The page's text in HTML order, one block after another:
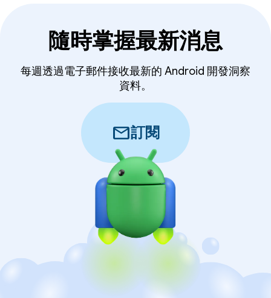
隨時掌握最新消息
每週透過電子郵件接收最新的 Android 開發洞察
資料。
mail訂閱